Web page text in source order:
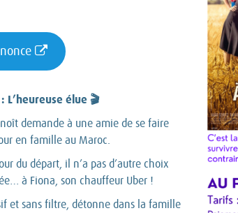
L’heureuse élue 🎬
demande à une amie de se faire
en famille au Maroc.
du départ, il n’a pas d’autre choix
à Fiona, son chauffeur Uber !
et sans filtre, détonne dans la famille